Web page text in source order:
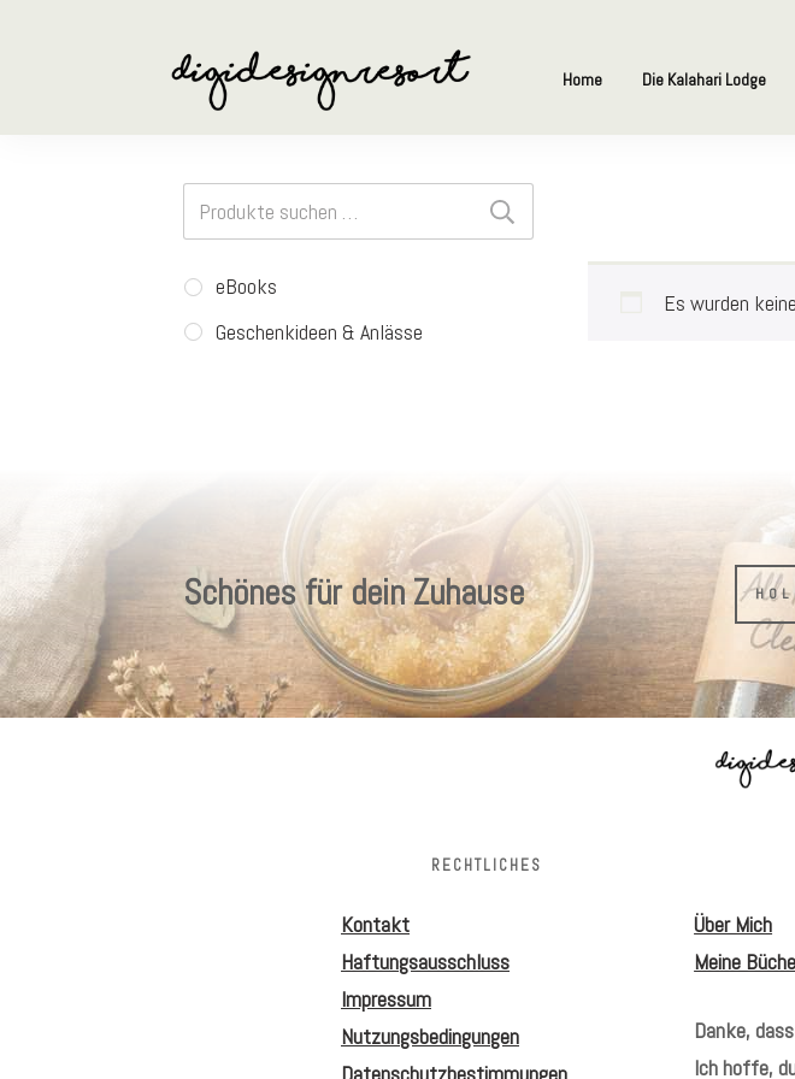
Home Die Kalahari Lodge
Es wurden
Suchen
nach:
eBooks
Geschenkideen & Anlässe
Schönes für dein Zuhause
RECHTLICHES
Kontakt
Haftungsausschluss
Impressum
Nutzungsbedingungen
Über Mich
Meine
Danke,
Ich hoffe,